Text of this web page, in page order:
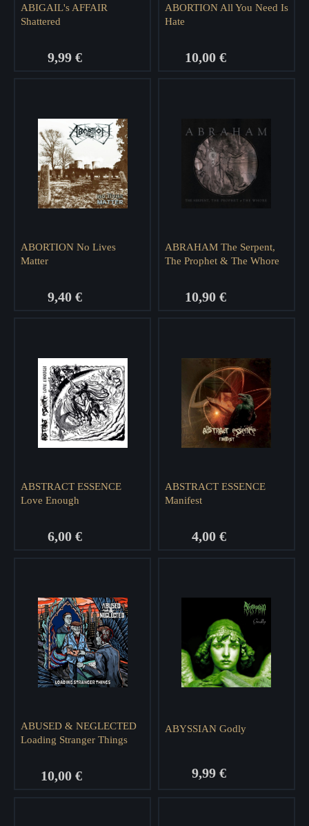
ABIGAIL's AFFAIR
Shattered
9,99 €
ABORTION All You Need Is
Hate
10,00 €
ABORTION No Lives
Matter
9,40 €
ABRAHAM The Serpent,
The Prophet & The Whore
10,90 €
ABSTRACT ESSENCE
Love Enough
6,00 €
ABSTRACT ESSENCE
Manifest
4,00 €
ABUSED & NEGLECTED
Loading Stranger Things
10,00 €
ABYSSIAN Godly
9,99 €